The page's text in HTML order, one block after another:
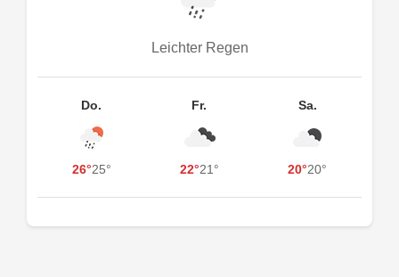
Leichter Regen
Do.
26°25°
Fr.
22°21°
Sa.
20°20°